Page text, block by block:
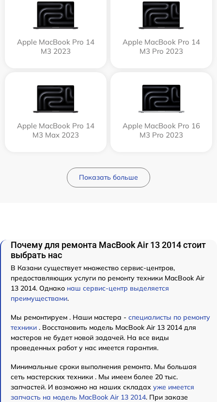
Apple MacBook Pro 14
M3 2023
Apple MacBook Pro 14
M3 Pro 2023
Apple MacBook Pro 14
M3 Max 2023
Apple MacBook Pro 16
M3 Pro 2023
Показать больше
Почему для ремонта MacBook Air 13 2014 стоит
выбрать нас
В Казани существует множество сервис-центров,
предоставляющих услуги по ремонту техники MacBook Air
13 2014. Однако наш сервис-центр выделяется
преимуществами.
Мы ремонтируем . Наши мастера - специалисты по ремонту
техники . Восстановить модель MacBook Air 13 2014 для
мастеров не будет новой задачей. На все виды
проведенных работ у нас имеется гарантия.
Минимальные сроки выполнения ремонта. Мы большая
сеть мастерских техники . Мы имеем более 20 тыс.
запчастей. И возможно на наших складах уже имеется
запчасть на модель MacBook Air 13 2014. При заказе